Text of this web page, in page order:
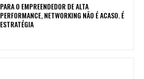
PARA O EMPREENDEDOR DE ALTA
PERFORMANCE, NETWORKING NÃO É ACASO. É
ESTRATÉGIA